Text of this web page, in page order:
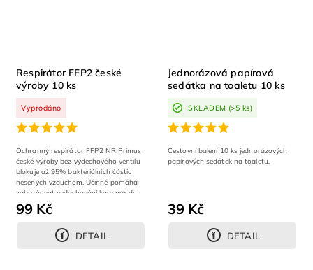
Respirátor FFP2 české
výroby 10 ks
Vyprodáno
99 Kč
DETAIL
Ochranný respirátor FFP2 NR Primus
české výroby bez výdechového ventilu
blokuje až 95% bakteriálních částic
nesených vzduchem. Účinně pomáhá
zabraňovat vydechování kapenék do...
Jednorázová papírová
sedátka na toaletu 10 ks
SKLADEM (>5 ks)
39 Kč
DETAIL
Cestovní balení 10 ks jednorázových
papírových sedátek na toaletu.